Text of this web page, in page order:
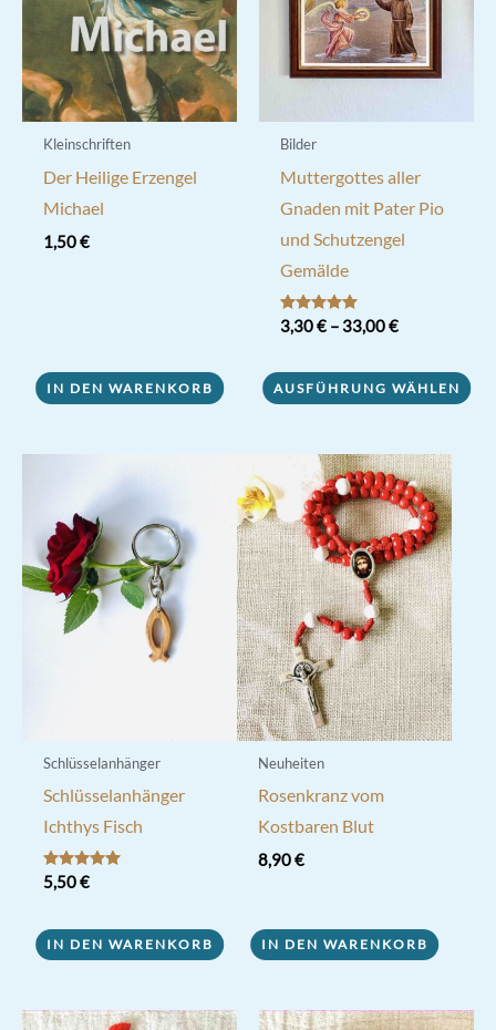
auf
der
Produktseite
werden
Kleinschriften
Der Heilige Erzengel
Michael
1,50€
IN DEN WARENKORB
Bilder
Muttergottes aller
Gnaden mit Pater Pio
und Schutzengel
Gemälde
Bewertet mit
5.00
3,30€– 33,00€
AUSFÜHRUNG WÄHLEN
Produkt
mehrere
Varianten
auf.
Die
Optionen
können
auf
der
Produktseite
gewählt
werden
Schlüsselanhänger
Schlüsselanhänger
Ichthys Fisch
Bewertet mit
5.00
5,50€
IN DEN WARENKORB
Neuheiten
Rosenkranz vom
Kostbaren Blut
8,90€
IN DEN WARENKORB